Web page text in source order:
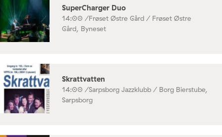
SuperCharger Duo
14:00 /Frøset Østre Gård / Frøset Østre
Gård, Byneset
Skrattvatten
14:00 /Sarpsborg Jazzklubb / Borg Bierstube,
Sarpsborg